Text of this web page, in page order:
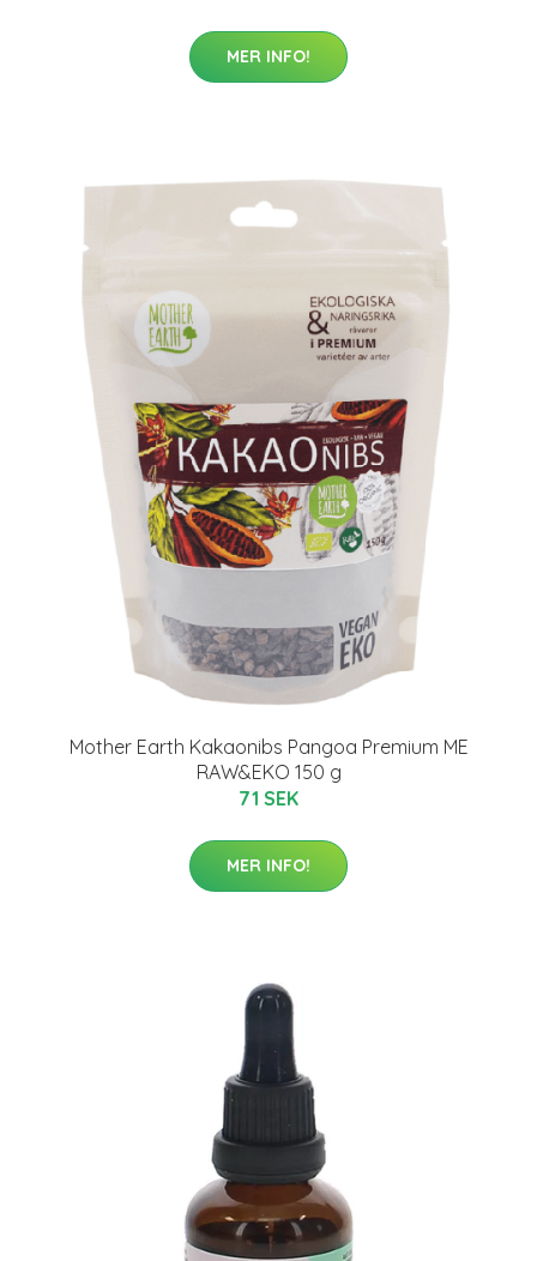
MER INFO!
Mother Earth Kakaonibs Pangoa Premium ME
RAW&EKO 150 g
71 SEK
MER INFO!